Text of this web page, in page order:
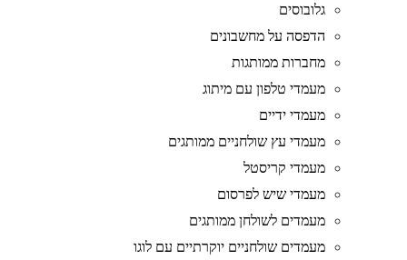
גלובוסים
הדפסה על מחשבונים
מחברות ממותגות
מעמדי טלפון עם מיתוג
מעמדי ידיים
מעמדי עץ שולחניים ממותגים
מעמדי קריסטל
מעמדי שיש לפרסום
מעמדים לשולחן ממותגים
מעמדים שולחניים יוקרתיים עם לוגו